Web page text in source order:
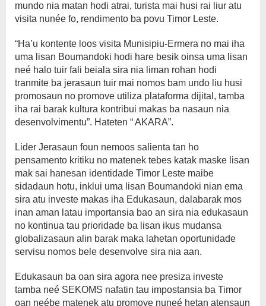
mundo nia matan hodi atrai, turista mai husi rai liur atu
visita nunée fo, rendimento ba povu Timor Leste.
“Ha’u kontente loos visita Munisipiu-Ermera no mai iha
uma lisan Boumandoki hodi hare besik oinsa uma lisan
neé halo tuir fali beiala sira nia liman rohan hodi
tranmite ba jerasaun tuir mai nomos bam undo liu husi
promosaun no promove utiliza plataforma dijital, tamba
iha rai barak kultura kontribui makas ba nasaun nia
desenvolvimentu”. Hateten “ AKARA”.
Lider Jerasaun foun nemoos salienta tan ho
pensamento kritiku no matenek tebes katak maske lisan
mak sai hanesan identidade Timor Leste maibe
sidadaun hotu, inklui uma lisan Boumandoki nian ema
sira atu investe makas iha Edukasaun, dalabarak mos
inan aman latau importansia bao an sira nia edukasaun
no kontinua tau prioridade ba lisan ikus mudansa
globalizasaun alin barak maka lahetan oportunidade
servisu nomos bele desenvolve sira nia aan.
Edukasaun ba oan sira agora nee presiza investe
tamba neé SEKOMS nafatin tau impostansia ba Timor
oan neébe matenek atu promove nuneé hetan atensaun